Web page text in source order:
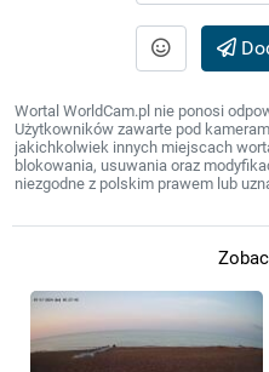
Wortal WorldCam.pl nie ponosi
Użytkowników zawarte pod
jakichkolwiek innych miejscach
blokowania, usuwania oraz
niezgodne z polskim prawem lub